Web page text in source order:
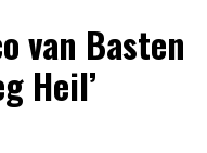
van Basten
Heil’